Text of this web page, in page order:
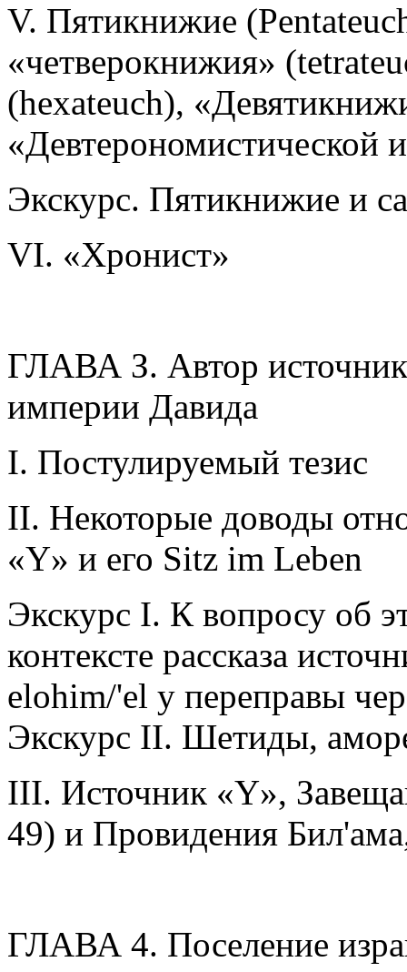
V. Пятикнижие
«четверокнижия»
(hexateuch),
«Девтерономистической
Экскурс. Пятикнижие и
VI. «Хронист»
ГЛАВА З. Автор
империи Давида
I. Постулируемый тезис
II. Некоторые доводы
«Y» и его Sitz im Leben
Экскурс I. К вопросу об
контексте рассказа
elohim/'el у переправы
Экскурс II. Шетиды,
III. Источник «Y»,
49) и Провидения
ГЛАВА 4. Поселение